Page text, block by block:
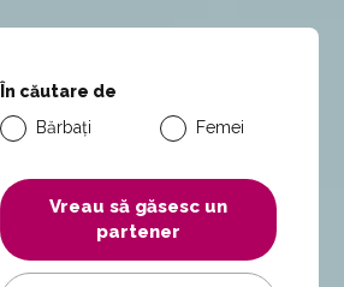
În căutare de
Bărbați
Femei
Vreau să găsesc un
partener